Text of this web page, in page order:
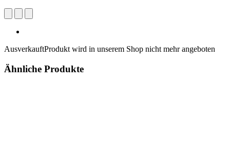
AusverkauftProdukt wird in unserem Shop nicht mehr angeboten
Ähnliche Produkte